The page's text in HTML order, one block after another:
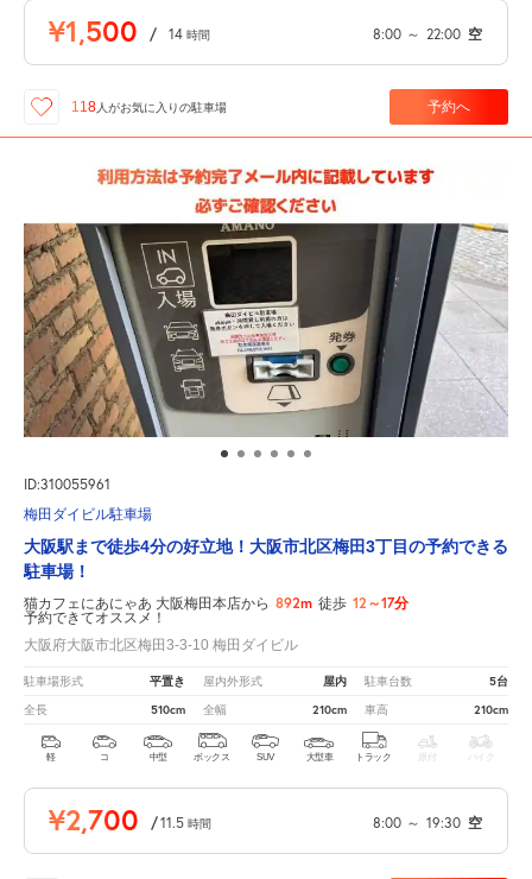
¥1,500 / 14 時間 8:00 ～ 22:00 空
118人がお気に入りの駐車場 予約へ
ID:310055961
梅田ダイビル駐車場
大阪駅まで徒歩4分の好立地！大阪市北区梅田3丁目の予約できる
駐車場！
猫カフェにあにゃあ 大阪梅田本店から 892m 徒歩 12～17分
予約できてオススメ！
大阪府大阪市北区梅田3-3-10 梅田ダイビル
駐車場形式 平置き 屋内外形式 屋内 駐車台数 5台
全長 510cm 全幅 210cm 車高 210cm
軽 コ 中型 ボックス SUV 大型車 トラック 原付 バイク
¥2,700 /11.5 時間 8:00 ～ 19:30 空